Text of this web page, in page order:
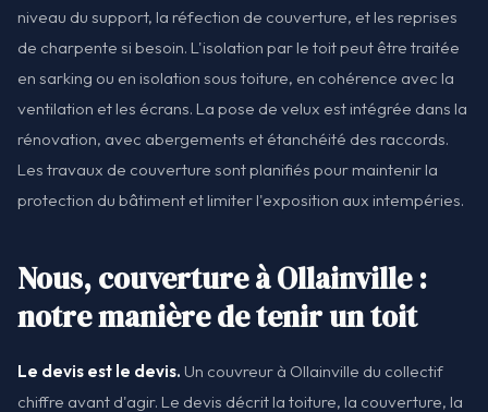
niveau du support, la réfection de couverture, et les reprises
de charpente si besoin. L'isolation par le toit peut être traitée
en sarking ou en isolation sous toiture, en cohérence avec la
ventilation et les écrans. La pose de velux est intégrée dans la
rénovation, avec abergements et étanchéité des raccords.
Les travaux de couverture sont planifiés pour maintenir la
protection du bâtiment et limiter l'exposition aux intempéries.
Nous, couverture à Ollainville :
notre manière de tenir un toit
Le devis est le devis. Un couvreur à Ollainville du collectif
chiffre avant d'agir. Le devis décrit la toiture, la couverture, la